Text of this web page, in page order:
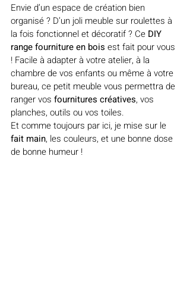
Envie d’un espace de création bien
organisé ? D’un joli meuble sur roulettes à
la fois fonctionnel et décoratif ? Ce DIY
range fourniture en bois est fait pour vous
! Facile à adapter à votre atelier, à la
chambre de vos enfants ou même à votre
bureau, ce petit meuble vous permettra de
ranger vos fournitures créatives, vos
planches, outils ou vos toiles.
Et comme toujours par ici, je mise sur le
fait main, les couleurs, et une bonne dose
de bonne humeur !